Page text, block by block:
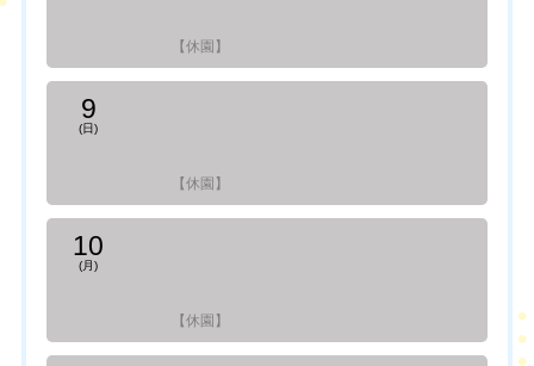
【休園】
9
(日)
【休園】
10
(月)
【休園】